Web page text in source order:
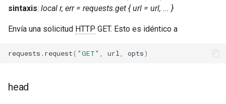
sintaxis: local r, err = requests.get { url = url, ... }
Envía una solicitud HTTP GET. Esto es idéntico a
requests . request( "GET" url opts)
head